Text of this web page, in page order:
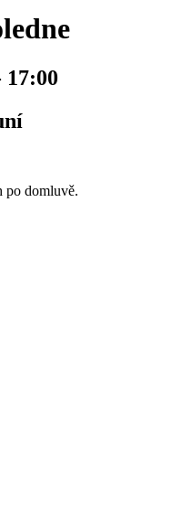
17:00
po domluvě.